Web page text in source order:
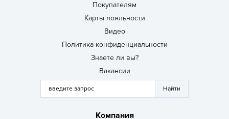
Покупателям
Карты лояльности
Видео
Политика конфиденциальности
Знаете ли вы?
Вакансии
Компания